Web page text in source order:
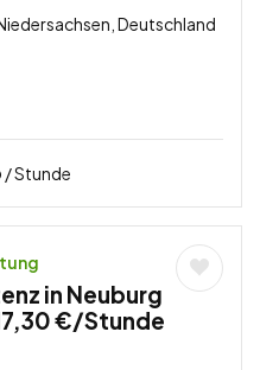
Deutschland
/ Stunde
in Neuburg
€/Stunde